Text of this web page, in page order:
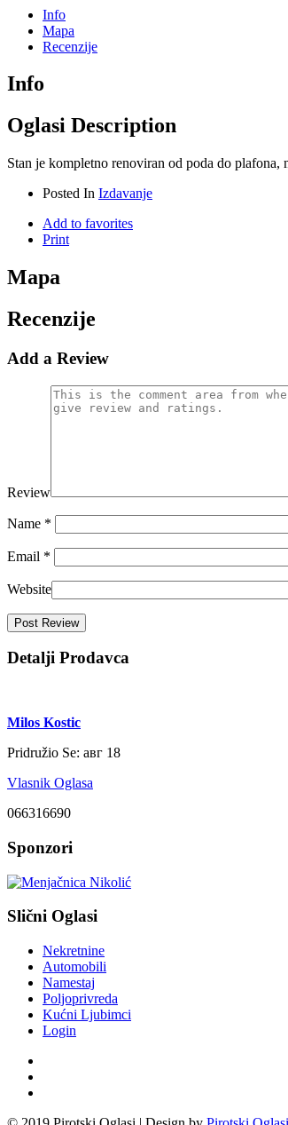
Info
Mapa
Recenzije
Info
Oglasi Description
Stan je kompletno renoviran od poda do plafona,
Posted In Izdavanje
Add to favorites
Print
Mapa
Recenzije
Add a Review
Review
Name *
Email *
Website
Detalji Prodavca
Milos Kostic
Pridružio Se: авг 18
Vlasnik Oglasa
066316690
Sponzori
Slični Oglasi
Nekretnine
Automobili
Namestaj
Poljoprivreda
Kućni Ljubimci
Login